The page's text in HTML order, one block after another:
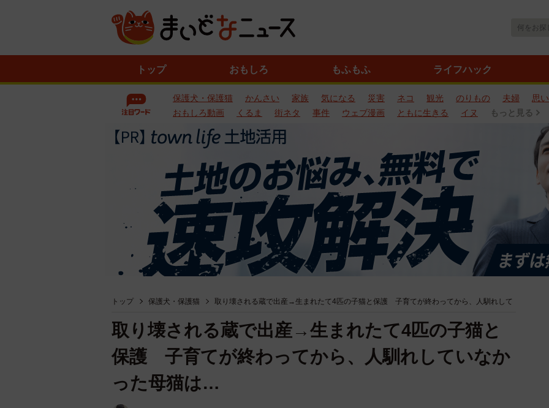
トップ おもしろ もふもふ ライフハック
保護犬・保護猫 かんさい 家族 気になる 災害 ネコ 観光 のりもの 夫婦 思
おもしろ動画
くるま 街ネタ 事件 ウェブ漫画 ともに生きる イヌ もっと見る
トップ 保護犬・保護猫 取り壊される蔵で出産→生まれたて4匹の子猫と保護 子育てが終わってから、人馴れして
取り壊される蔵で出産→生まれたて4匹の子猫と
保護 子育てが終わってから、人馴れしていなか
った母猫は…